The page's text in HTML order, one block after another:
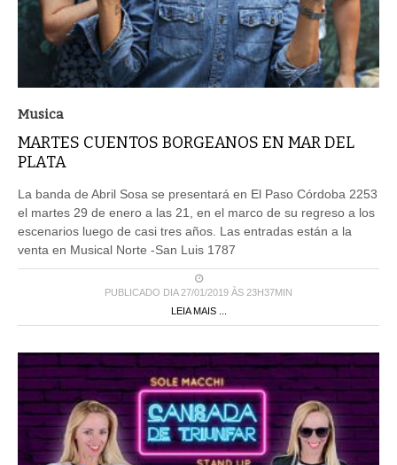
Musica
MARTES CUENTOS BORGEANOS EN MAR DEL
PLATA
La banda de Abril Sosa se presentará en El Paso Córdoba 2253
el martes 29 de enero a las 21, en el marco de su regreso a los
escenarios luego de casi tres años. Las entradas están a la
venta en Musical Norte -San Luis 1787
PUBLICADO DIA 27/01/2019 ÀS 23H37MIN
LEIA MAIS ...